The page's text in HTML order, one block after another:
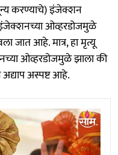
करण्याचे) इंजेक्शन
ओव्हरडोजमुळे
जात आहे. मात्र, हा मृत्यू
ओव्हरडोजमुळे झाला की
अस्पष्ट आहे.